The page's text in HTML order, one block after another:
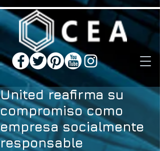
United reafirma su
compromiso como
empresa socialmente
responsable